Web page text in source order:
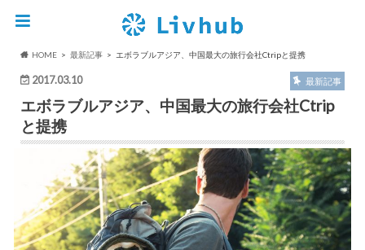
HOME 最新記事 エボラブルアジア、中国最大の旅行会社Ctripと提携
2017.03.10 最新記事
エボラブルアジア、中国最大の旅行会社Ctrip
と提携